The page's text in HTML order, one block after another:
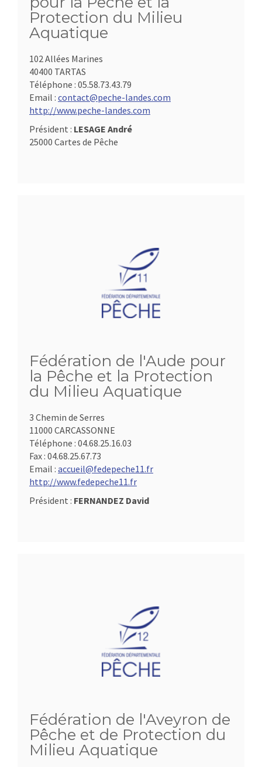
Protection du Milieu
Aquatique
102 Allées Marines
40400 TARTAS
Téléphone : 05.58.73.43.79
Email : contact@peche-landes.com
http://www.peche-landes.com
Président : LESAGE André
25000 Cartes de Pêche
Fédération de l'Aude pour
la Pêche et la Protection
du Milieu Aquatique
3 Chemin de Serres
11000 CARCASSONNE
Téléphone : 04.68.25.16.03
Fax : 04.68.25.67.73
Email : accueil@fedepeche11.fr
http://www.fedepeche11.fr
Président : FERNANDEZ David
Fédération de l'Aveyron de
Pêche et de Protection du
Milieu Aquatique